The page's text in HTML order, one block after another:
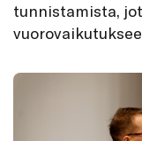
tunnistamista,